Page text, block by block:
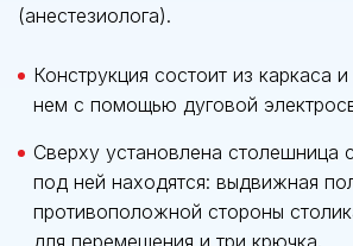
(анестезиолога).
Конструкция состоит из каркаса
нем с помощью дуговой
Сверху установлена столешница
под ней находятся: выдвижная
противоположной стороны